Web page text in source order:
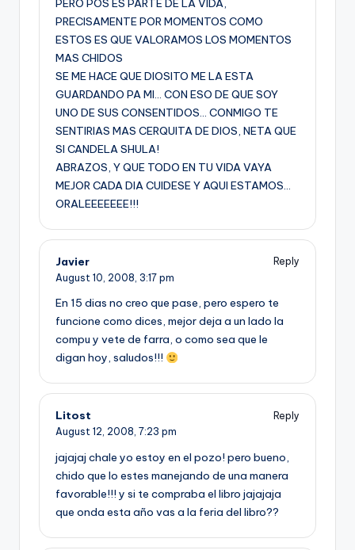
PERO POS ES PARTE DE LA VIDA,
PRECISAMENTE POR MOMENTOS COMO
ESTOS ES QUE VALORAMOS LOS MOMENTOS
MAS CHIDOS
SE ME HACE QUE DIOSITO ME LA ESTA
GUARDANDO PA MI… CON ESO DE QUE SOY
UNO DE SUS CONSENTIDOS… CONMIGO TE
SENTIRIAS MAS CERQUITA DE DIOS, NETA QUE
SI CANDELA SHULA!
ABRAZOS, Y QUE TODO EN TU VIDA VAYA
MEJOR CADA DIA CUIDESE Y AQUI ESTAMOS…
ORALEEEEEEE!!!
Javier
Reply
August 10, 2008, 3:17 pm
En 15 dias no creo que pase, pero espero te
funcione como dices, mejor deja a un lado la
compu y vete de farra, o como sea que le
digan hoy, saludos!!!
Litost
Reply
August 12, 2008, 7:23 pm
jajajaj chale yo estoy en el pozo! pero bueno,
chido que lo estes manejando de una manera
favorable!!! y si te compraba el libro jajajaja
que onda esta año vas a la feria del libro??